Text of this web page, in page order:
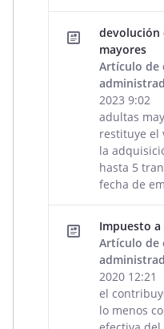
devolución
mayores
Artículo de
2023 9:02
adultas
restituye el
la
hasta 5
fecha de
Impuesto a
Artículo de
2020 12:21
el
lo menos